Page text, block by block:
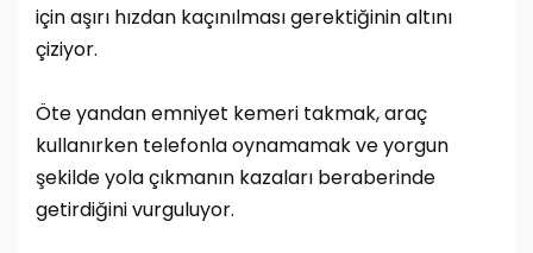
için aşırı hızdan kaçınılması gerektiğinin altını
çiziyor.
Öte yandan emniyet kemeri takmak, araç
kullanırken telefonla oynamamak ve yorgun
şekilde yola çıkmanın kazaları beraberinde
getirdiğini vurguluyor.